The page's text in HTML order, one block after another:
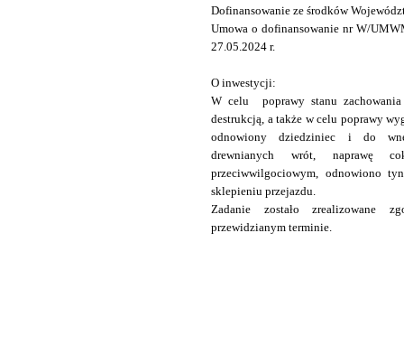
Dofinansowanie ze środków
Umowa o dofinansowanie nr W/
27.05.2024 r.
O inwestycji:
W celu poprawy stanu
destrukcją, a także w celu poprawy
odnowiony dziedziniec i do
drewnianych wrót, naprawę
przeciwwilgociowym, odnowiono
sklepieniu przejazdu.
Zadanie zostało zrealizowane
przewidzianym terminie.